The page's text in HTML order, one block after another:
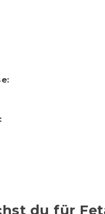
du für